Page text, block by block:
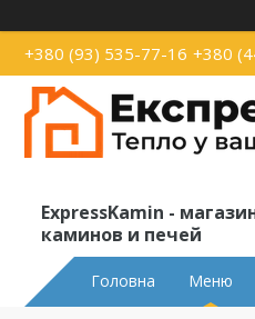
+380 (93) 535-77-16 +380
ExpressKamin -
каминов и печей
Головна Меню